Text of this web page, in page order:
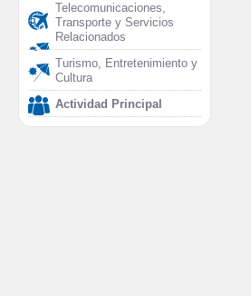
Telecomunicaciones,
Transporte y Servicios
Relacionados
Turismo, Entretenimiento y
Cultura
Actividad Principal